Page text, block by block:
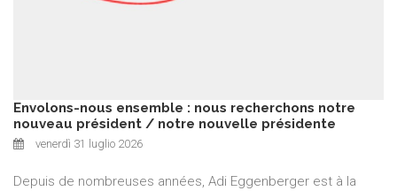
Envolons-nous ensemble : nous recherchons notre
nouveau président / notre nouvelle présidente
venerdì 31 luglio 2026
Depuis de nombreuses années, Adi Eggenberger est à la